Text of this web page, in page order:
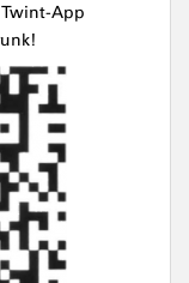
App